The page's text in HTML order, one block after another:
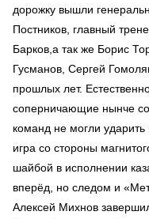
дорожку вышли
Постников, главный
Барков,а так же Борис
Гусманов, Сергей
прошлых лет.
соперничающие нынче
команд не могли
игра со стороны
шайбой в исполнении
вперёд, но следом и
Алексей Михнов